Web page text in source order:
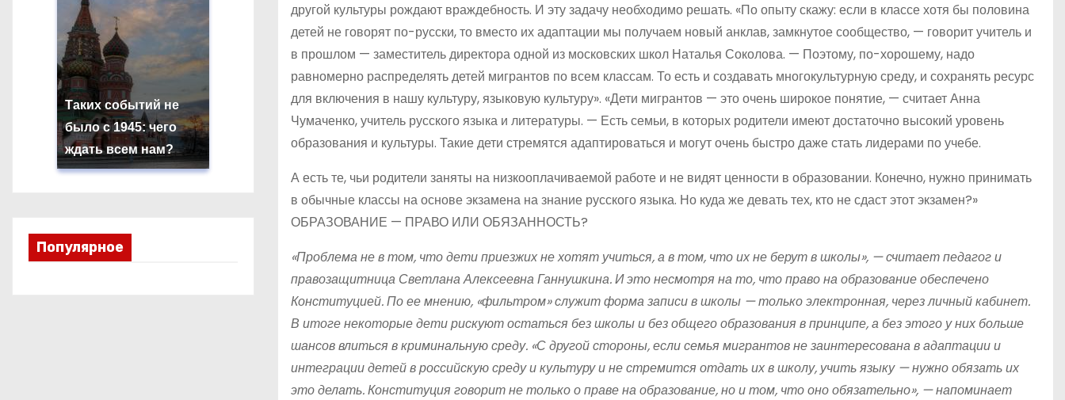
Таких событий не
было с 1945: чего
ждать всем нам?
Популярное
другой культуры рождают враждебность. И эту задачу необходимо решать. «По опыту скажу: если в классе хотя бы половина
детей не говорят по-русски, то вместо их адаптации мы получаем новый анклав, замкнутое сообщество, — говорит учитель и
в прошлом — заместитель директора одной из московских школ Наталья Соколова. — Поэтому, по-хорошему, надо
равномерно распределять детей мигрантов по всем классам. То есть и создавать многокультурную среду, и сохранять ресурс
для включения в нашу культуру, языковую культуру». «Дети мигрантов — это очень широкое понятие, — считает Анна
Чумаченко, учитель русского языка и литературы. — Есть семьи, в которых родители имеют достаточно высокий уровень
образования и культуры. Такие дети стремятся адаптироваться и могут очень быстро даже стать лидерами по учебе.
А есть те, чьи родители заняты на низкооплачиваемой работе и не видят ценности в образовании. Конечно, нужно принимать
в обычные классы на основе экзамена на знание русского языка. Но куда же девать тех, кто не сдаст этот экзамен?»
ОБРАЗОВАНИЕ — ПРАВО ИЛИ ОБЯЗАННОСТЬ?
«Проблема не в том, что дети приезжих не хотят учиться, а в том, что их не берут в школы», — считает педагог и
правозащитница Светлана Алексеевна Ганнушкина. И это несмотря на то, что право на образование обеспечено
Конституцией. По ее мнению, «фильтром» служит форма записи в школы — только электронная, через личный кабинет.
В итоге некоторые дети рискуют остаться без школы и без общего образования в принципе, а без этого у них больше
шансов влиться в криминальную среду. «С другой стороны, если семья мигрантов не заинтересована в адаптации и
интеграции детей в российскую среду и культуру и не стремится отдать их в школу, учить языку — нужно обязать их
это делать. Конституция говорит не только о праве на образование, но и том, что оно обязательно», — напоминает